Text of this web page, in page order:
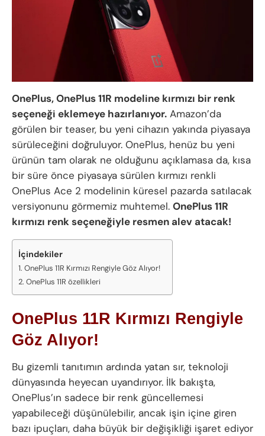
OnePlus, OnePlus 11R modeline kırmızı bir renk
seçeneği eklemeye hazırlanıyor. Amazon’da
görülen bir teaser, bu yeni cihazın yakında piyasaya
sürüleceğini doğruluyor. OnePlus, henüz bu yeni
ürünün tam olarak ne olduğunu açıklamasa da, kısa
bir süre önce piyasaya sürülen kırmızı renkli
OnePlus Ace 2 modelinin küresel pazarda satılacak
versiyonunu görmemiz muhtemel. OnePlus 11R
kırmızı renk seçeneğiyle resmen alev atacak!
İçindekiler
OnePlus 11R Kırmızı Rengiyle Göz Alıyor!
OnePlus 11R özellikleri
OnePlus 11R Kırmızı Rengiyle
Göz Alıyor!
Bu gizemli tanıtımın ardında yatan sır, teknoloji
dünyasında heyecan uyandırıyor. İlk bakışta,
OnePlus’ın sadece bir renk güncellemesi
yapabileceği düşünülebilir, ancak işin içine giren
bazı ipuçları, daha büyük bir değişikliği işaret ediyor